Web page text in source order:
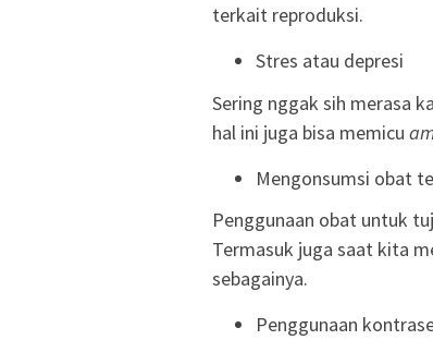
terkait reproduksi.
Stres atau depresi
Sering nggak sih merasa
hal ini juga bisa memicu
Mengonsumsi obat
Penggunaan obat untuk
Termasuk juga saat kita
sebagainya.
Penggunaan